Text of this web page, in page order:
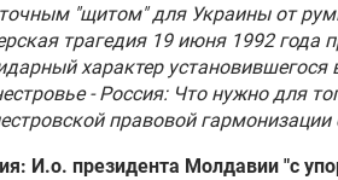
"щитом" для Украины от
трагедия 19 июня 1992 года
характер
- Россия: Что нужно для
правовой
И.о. президента Молдавии "с